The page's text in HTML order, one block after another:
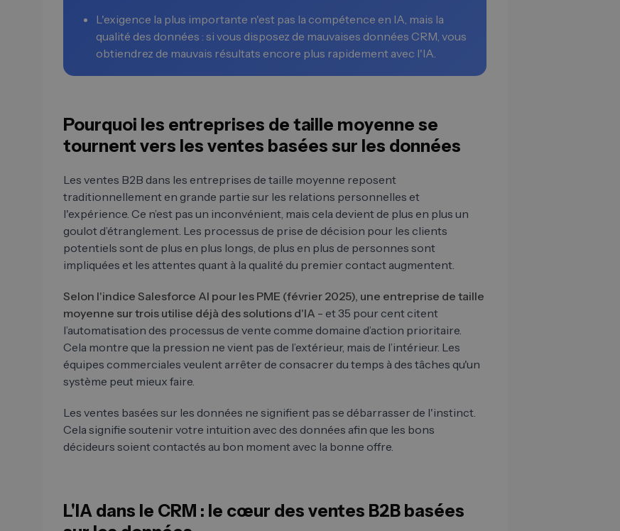
L'exigence la plus importante n'est pas la compétence en IA, mais la
qualité des données : si vous disposez de mauvaises données CRM, vous
obtiendrez de mauvais résultats encore plus rapidement avec l'IA.
Pourquoi les entreprises de taille moyenne se
tournent vers les ventes basées sur les données
Les ventes B2B dans les entreprises de taille moyenne reposent
traditionnellement en grande partie sur les relations personnelles et
l'expérience. Ce n’est pas un inconvénient, mais cela devient de plus en plus un
goulot d’étranglement. Les processus de prise de décision pour les clients
potentiels sont de plus en plus longs, de plus en plus de personnes sont
impliquées et les attentes quant à la qualité du premier contact augmentent.
Selon l'indice Salesforce AI pour les PME (février 2025), une entreprise de taille
moyenne sur trois utilise déjà des solutions d'IA - et 35 pour cent citent
l’automatisation des processus de vente comme domaine d’action prioritaire.
Cela montre que la pression ne vient pas de l’extérieur, mais de l’intérieur. Les
équipes commerciales veulent arrêter de consacrer du temps à des tâches qu'un
système peut mieux faire.
Les ventes basées sur les données ne signifient pas se débarrasser de l'instinct.
Cela signifie soutenir votre intuition avec des données afin que les bons
décideurs soient contactés au bon moment avec la bonne offre.
L'IA dans le CRM : le cœur des ventes B2B basées